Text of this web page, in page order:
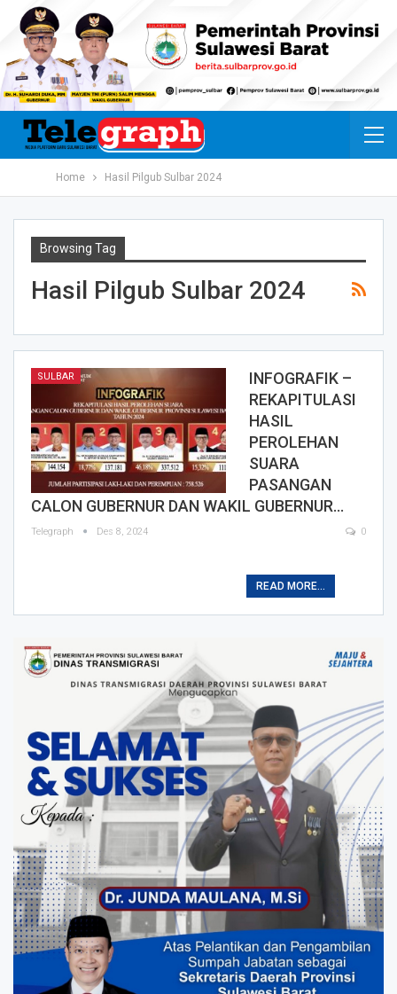
Home Hasil Pilgub Sulbar 2024
Browsing Tag
Hasil Pilgub Sulbar 2024
SULBAR
INFOGRAFIK –
REKAPITULASI
HASIL
PEROLEHAN
SUARA
PASANGAN
CALON GUBERNUR DAN WAKIL GUBERNUR…
Telegraph Des 8, 2024 0
READ MORE...